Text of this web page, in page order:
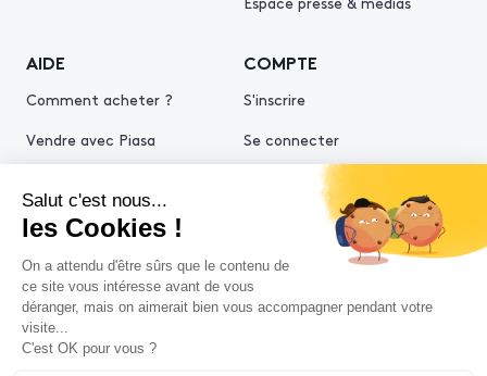
AIDE
Comment acheter ?
Vendre avec Piasa
COMPTE
S'inscrire
Se connecter